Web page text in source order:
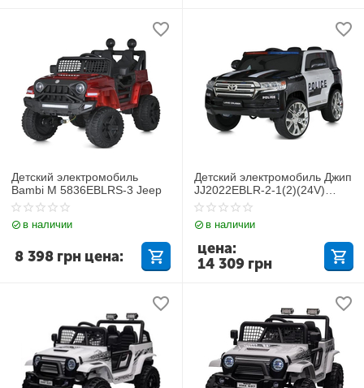
Детский электромобиль
Bambi M 5836EBLRS-3 Jeep
в наличии
8 398 грн цена:
Детский электромобиль Джип
JJ2022EBLR-2-1(2)(24V)
Toyota
в наличии
14 309 грн
цена: